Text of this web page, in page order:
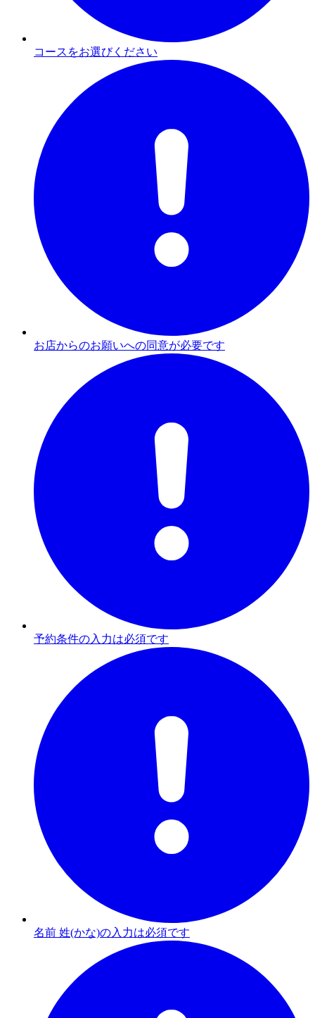
コースをお選びください
お店からのお願いへの同意が必要です
予約条件の入力は必須です
名前 姓(かな)の入力は必須です